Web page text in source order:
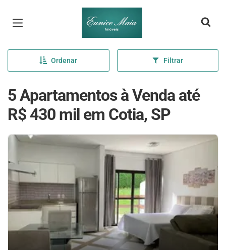
Página inicial
Ordenar Filtrar
5 Apartamentos à Venda até
R$ 430 mil em Cotia, SP